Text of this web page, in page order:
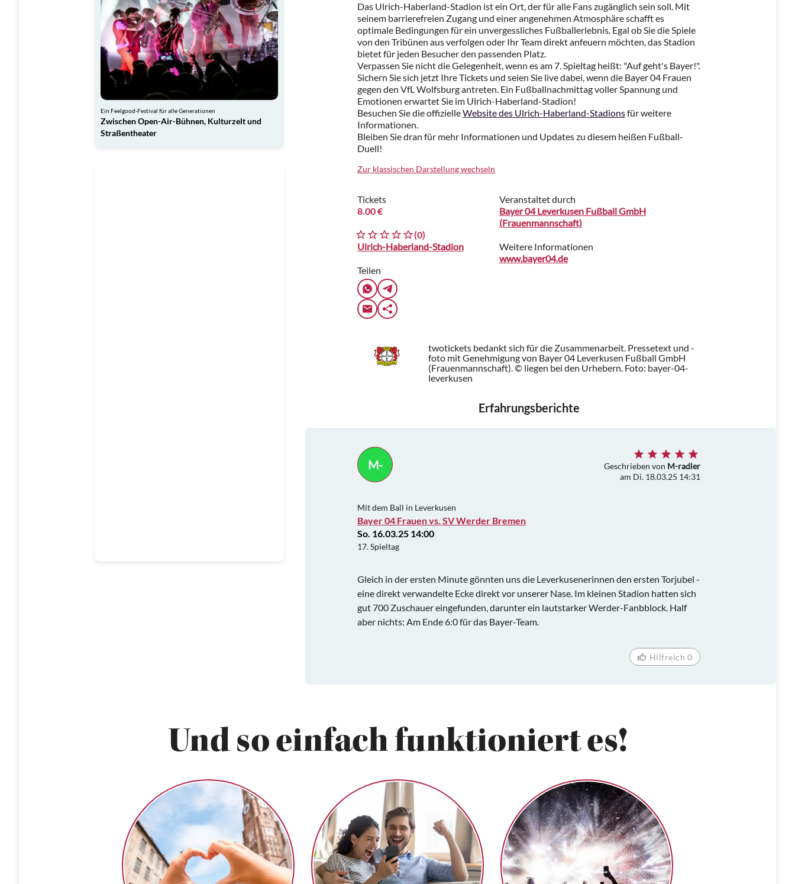
Ein Feelgood-Festival für alle Generationen
Zwischen Open-Air-Bühnen, Kulturzelt und
Straßentheater
Das Ulrich-Haberland-Stadion ist ein Ort, der für alle Fans zugänglich sein soll. Mit
seinem barrierefreien Zugang und einer angenehmen Atmosphäre schafft es
optimale Bedingungen für ein unvergessliches Fußballerlebnis. Egal ob Sie die Spiele
von den Tribünen aus verfolgen oder Ihr Team direkt anfeuern möchten, das Stadion
bietet für jeden Besucher den passenden Platz.
Verpassen Sie nicht die Gelegenheit, wenn es am 7. Spieltag heißt: "Auf geht's Bayer!".
Sichern Sie sich jetzt Ihre Tickets und seien Sie live dabei, wenn die Bayer 04 Frauen
gegen den VfL Wolfsburg antreten. Ein Fußballnachmittag voller Spannung und
Emotionen erwartet Sie im Ulrich-Haberland-Stadion!
Besuchen Sie die offizielleWebsite des Ulrich-Haberland-Stadionsfür weitere
Informationen.
Bleiben Sie dran für mehr Informationen und Updates zu diesem heißen Fußball-
Duell!
Zur klassischen Darstellung wechseln
Tickets
8.00 €
(0)
Ulrich-Haberland-Stadion
Veranstaltet durch
Bayer 04 Leverkusen Fußball GmbH
(Frauenmannschaft)
Weitere Informationen
www.bayer04.de
Teilen
twotickets bedankt sich für die Zusammenarbeit. Pressetext und -
foto mit Genehmigung von Bayer 04 Leverkusen Fußball GmbH
(Frauenmannschaft). © liegen bei den Urhebern. Foto: bayer-04-
leverkusen
Erfahrungsberichte
M- Geschrieben von M-radler
am Di. 18.03.25 14:31
Mit dem Ball in Leverkusen
Bayer 04 Frauen vs. SV Werder Bremen
So. 16.03.25 14:00
17. Spieltag
Gleich in der ersten Minute gönnten uns die Leverkusenerinnen den ersten Torjubel -
eine direkt verwandelte Ecke direkt vor unserer Nase. Im kleinen Stadion hatten sich
gut 700 Zuschauer eingefunden, darunter ein lautstarker Werder-Fanbblock. Half
aber nichts: Am Ende 6:0 für das Bayer-Team.
Hilfreich 0
Und so einfach funktioniert es!